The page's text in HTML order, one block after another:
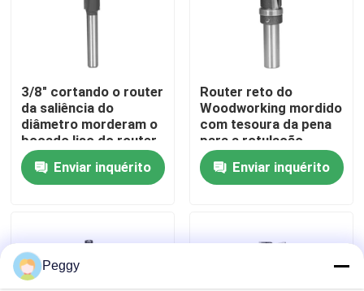
Controle da qualidade
Peça umas citações
Bocado reto do router
Bit do roteador comum
3/8" cortando o router
da saliência do
diâmetro morderam o
bocado liso do router
do TCT do
revestimento
Enviar inquérito
Router reto do
Woodworking mordido
com tesoura da pena
para a rotulação
Enviar inquérito
Peggy